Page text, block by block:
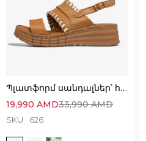
Պլատֆորմ սանդալներ՝ հիանալի ընտրություն
33,990AMD
19,990 AMD
SKU 626